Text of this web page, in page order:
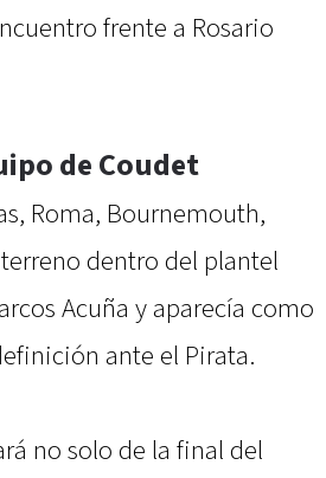
frente a Rosario
de Coudet
Roma, Bournemouth,
dentro del plantel
Acuña y aparecía como
ante el Pirata.
no solo de la final del